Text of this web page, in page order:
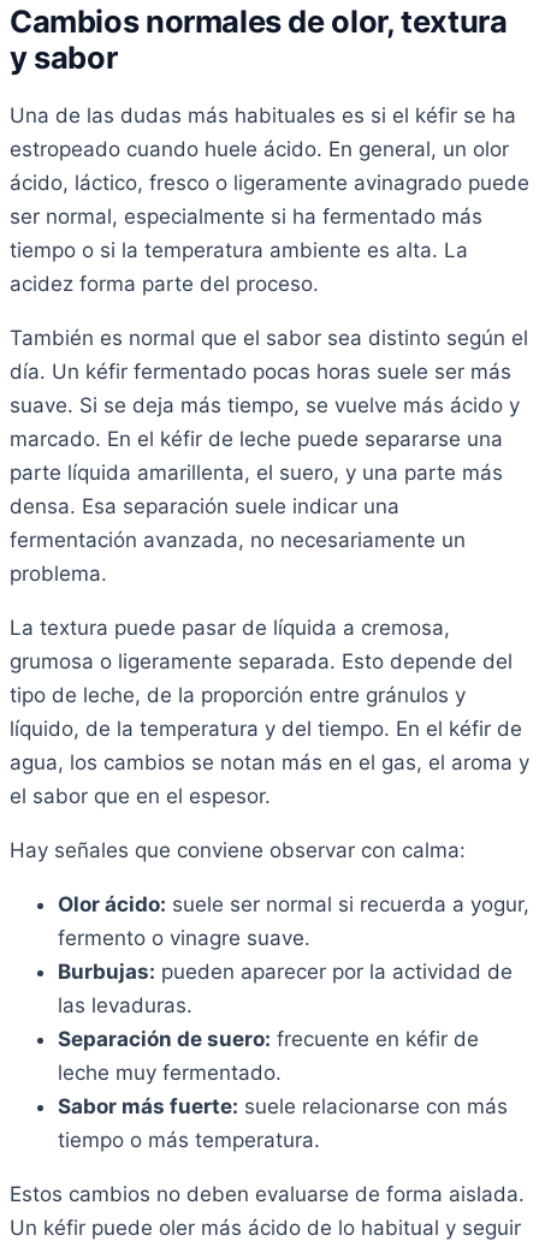
Cambios normales de olor, textura
y sabor
Una de las dudas más habituales es si el kéfir se ha
estropeado cuando huele ácido. En general, un olor
ácido, láctico, fresco o ligeramente avinagrado puede
ser normal, especialmente si ha fermentado más
tiempo o si la temperatura ambiente es alta. La
acidez forma parte del proceso.
También es normal que el sabor sea distinto según el
día. Un kéfir fermentado pocas horas suele ser más
suave. Si se deja más tiempo, se vuelve más ácido y
marcado. En el kéfir de leche puede separarse una
parte líquida amarillenta, el suero, y una parte más
densa. Esa separación suele indicar una
fermentación avanzada, no necesariamente un
problema.
La textura puede pasar de líquida a cremosa,
grumosa o ligeramente separada. Esto depende del
tipo de leche, de la proporción entre gránulos y
líquido, de la temperatura y del tiempo. En el kéfir de
agua, los cambios se notan más en el gas, el aroma y
el sabor que en el espesor.
Hay señales que conviene observar con calma:
Olor ácido: suele ser normal si recuerda a yogur,
fermento o vinagre suave.
Burbujas: pueden aparecer por la actividad de
las levaduras.
Separación de suero: frecuente en kéfir de
leche muy fermentado.
Sabor más fuerte: suele relacionarse con más
tiempo o más temperatura.
Estos cambios no deben evaluarse de forma aislada.
Un kéfir puede oler más ácido de lo habitual y seguir